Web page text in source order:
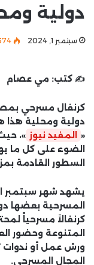
دولية
سبتمبر 1, 2024
✍️ كتب: مي عصام
كرنفال مسرحي
دولية ومحلية هذا
«
المفيد نيوز »،
الضوء على كل ما
السطور القادمة
يشهد شهر سبتمبر
المسرحية بعضها
كرنفالاً مسرحياً
المتنوعة وحضور
ورش عمل أو
المجال المسرحي.